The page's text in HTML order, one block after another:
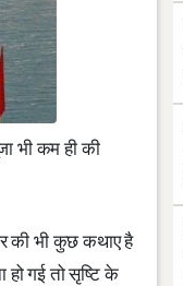
भी कम ही की
की भी कुछ कथाए है
हो गई तो सृष्टि के